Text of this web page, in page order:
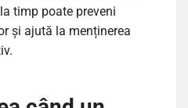
timp poate preveni
și ajută la menținerea